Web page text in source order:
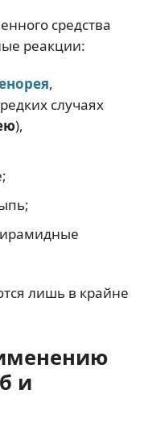
средства
реакции:
,
случаях
),
лишь в крайне
и